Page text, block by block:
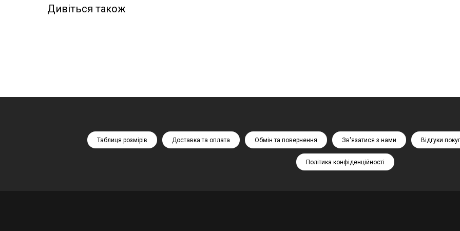
Дивіться також
Таблиця розмірів Доставка та оплата Обмін та повернення Зв'язатися з нами Відгуки
Політика конфіденційності